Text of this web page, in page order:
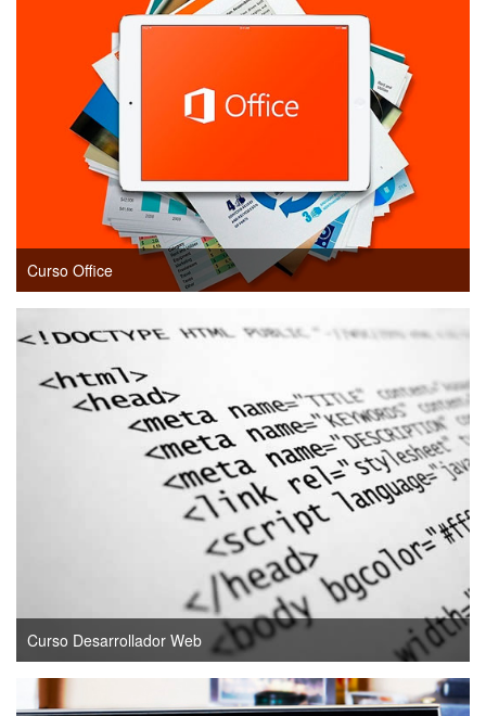
Curso Office
Curso Desarrollador Web